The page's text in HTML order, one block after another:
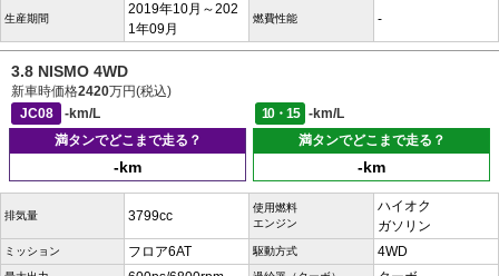
生産期間
2019年10月～202
1年09月
燃費性能 -
3.8 NISMO 4WD
新車時価格2420万円(税込)
JC08
-km/L 10・15
-km/L
満タンでどこまで走る？
-km
満タンでどこまで走る？
-km
排気量 3799cc
使用燃料
エンジン
ハイオク
ガソリン
ミッション フロア6AT 駆動方式 4WD